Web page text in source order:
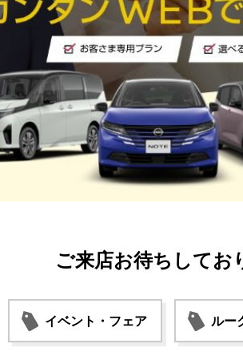
ご来店お待ちして
イベント・フェア ルー